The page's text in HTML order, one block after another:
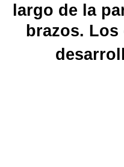
largo de la
brazos.